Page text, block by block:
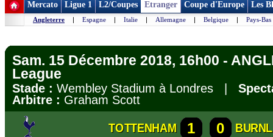
Mercato Ligue 1 L2/Coupes Etranger Coupe d'Europe Les
Angleterre | Espagne | Italie | Allemagne | Belgique | Pays-Bas
Sam. 15 Décembre 2018, 16h00 -
League
Stade : Wembley Stadium à Londres |
Arbitre : Graham Scott
TOTTENHAM 1 0